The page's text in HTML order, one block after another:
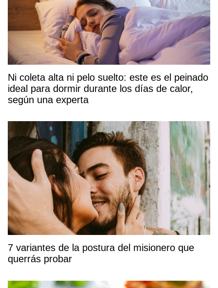
Ni coleta alta ni pelo suelto: este es el peinado
ideal para dormir durante los días de calor,
según una experta
7 variantes de la postura del misionero que
querrás probar